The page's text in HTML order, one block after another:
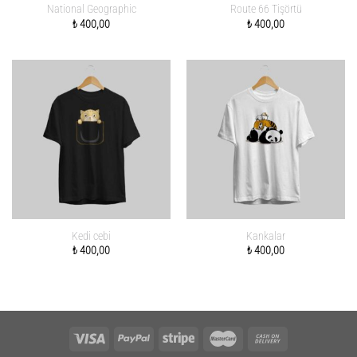
National Geographic
₺400,00
Route 66 Tişörtü
₺400,00
Kedi cebi
₺400,00
Kankalar
₺400,00